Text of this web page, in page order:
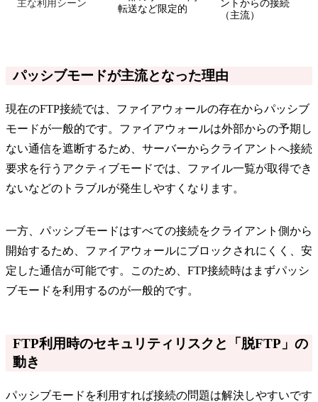
主な利用シーン
転送など限定的
ントからの接続
（主流）
パッシブモードが主流となった理由
現在のFTP接続では、ファイアウォールの存在からパッシブ
モードが一般的です。ファイアウォールは外部からの予期し
ない通信を遮断するため、サーバーからクライアントへ接続
要求を行うアクティブモードでは、ファイル一覧が取得でき
ないなどのトラブルが発生しやすくなります。
一方、パッシブモードはすべての接続をクライアント側から
開始するため、ファイアウォールにブロックされにくく、安
定した通信が可能です。このため、FTP接続時はまずパッシ
ブモードを利用するのが一般的です。
FTP利用時のセキュリティリスクと「脱FTP」の
動き
パッシブモードを利用すれば接続の問題は解決しやすいです